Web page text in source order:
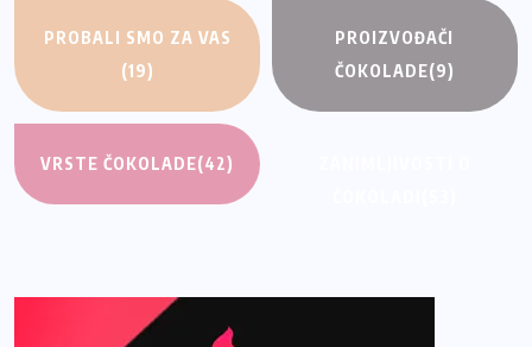
PROBALI SMO ZA VAS
(19)
PROIZVOĐAČI
ČOKOLADE(9)
VRSTE ČOKOLADE(42)